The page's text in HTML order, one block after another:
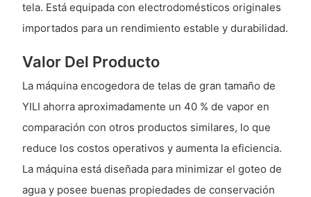
tela. Está equipada con electrodomésticos originales
importados para un rendimiento estable y durabilidad.
Valor Del Producto
La máquina encogedora de telas de gran tamaño de
YILI ahorra aproximadamente un 40 % de vapor en
comparación con otros productos similares, lo que
reduce los costos operativos y aumenta la eficiencia.
La máquina está diseñada para minimizar el goteo de
agua y posee buenas propiedades de conservación